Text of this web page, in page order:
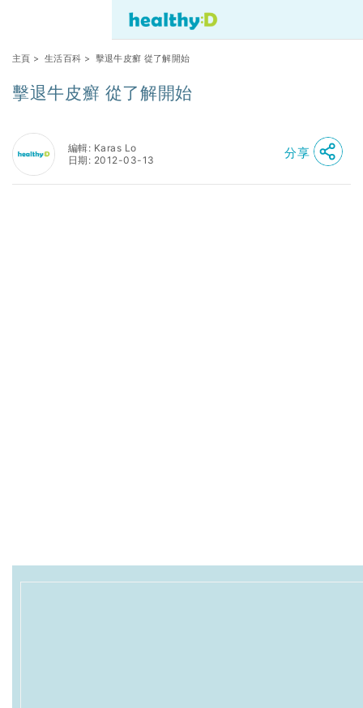
主頁 > 生活百科 > 擊退牛皮癬 從了解開始
擊退牛皮癬 從了解開始
編輯: Karas Lo
日期: 2012-03-13
分享